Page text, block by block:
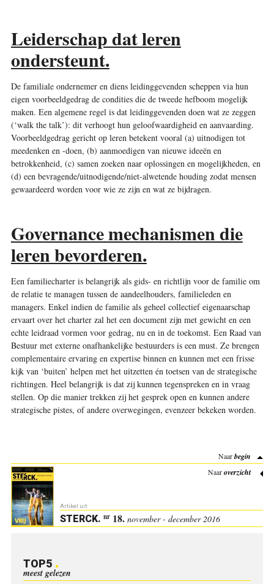
Leiderschap dat leren
ondersteunt.
De familiale ondernemer en diens leidinggevenden scheppen via hun
eigen voorbeeldgedrag de condities die de tweede hefboom mogelijk
maken. Een algemene regel is dat leidinggevenden doen wat ze zeggen
(‘walk the talk’): dit verhoogt hun geloofwaardigheid en aanvaarding.
Voorbeeldgedrag gericht op leren betekent vooral (a) uitnodigen tot
meedenken en -doen, (b) aanmoedigen van nieuwe ideeën en
betrokkenheid, (c) samen zoeken naar oplossingen en mogelijkheden, en
(d) een bevragende/uitnodigende/niet-alwetende houding zodat mensen
gewaardeerd worden voor wie ze zijn en wat ze bijdragen.
Governance mechanismen die
leren bevorderen.
Een familiecharter is belangrijk als gids- en richtlijn voor de familie om
de relatie te managen tussen de aandeelhouders, familieleden en
managers. Enkel indien de familie als geheel collectief eigenaarschap
ervaart over het charter zal het een document zijn met gewicht en een
echte leidraad vormen voor gedrag, nu en in de toekomst. Een Raad van
Bestuur met externe onafhankelijke bestuurders is een must. Ze brengen
complementaire ervaring en expertise binnen en kunnen met een frisse
kijk van ‘buiten’ helpen met het uitzetten én toetsen van de strategische
richtingen. Heel belangrijk is dat zij kunnen tegenspreken en in vraag
stellen. Op die manier trekken zij het gesprek open en kunnen andere
strategische pistes, of andere overwegingen, evenzeer bekeken worden.
Naarbegin
Naaroverzicht
Artikel uit:
STERCK. nr18. november - december 2016
TOP5
meest gelezen